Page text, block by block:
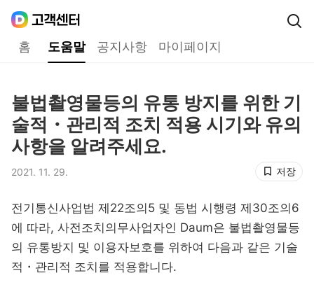
홈 도움말 공지사항 마이페이지
불법촬영물등의 유통 방지를 위한 기
술적・관리적 조치 적용 시기와 유의
사항을 알려주세요.
저장
2021. 11. 29.
전기통신사업법 제22조의5 및 동법 시행령 제30조의6
에 따라, 사전조치의무사업자인 Daum은 불법촬영물등
의 유통방지 및 이용자보호를 위하여 다음과 같은 기술
적・관리적 조치를 적용합니다.